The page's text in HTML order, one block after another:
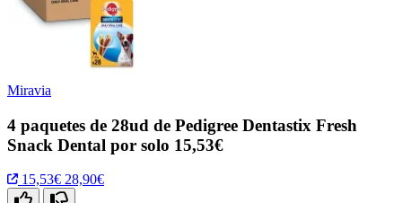
Miravia
4 paquetes de 28ud de Pedigree Dentastix Fresh
Snack Dental por solo 15,53€
15,53€ 28,90€